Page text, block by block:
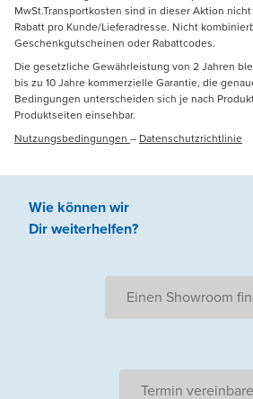
MwSt.Transportkosten sind in dieser Aktion
Rabatt pro Kunde/Lieferadresse. Nicht
Geschenkgutscheinen oder Rabattcodes.
Die gesetzliche Gewährleistung von 2 Jahren
bis zu 10 Jahre kommerzielle Garantie, die
Bedingungen unterscheiden sich je nach
Produktseiten einsehbar.
Nutzungsbedingungen – Datenschutzrichtlinie
Wie können wir
Dir weiterhelfen?
Einen Showroom
Termin